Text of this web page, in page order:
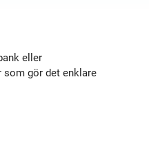
eller
gör det enklare